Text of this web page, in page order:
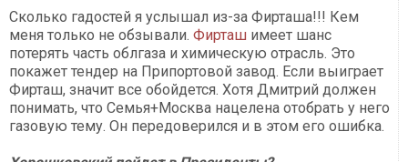
Сколько гадостей я услышал из-за Фирташа!!! Кем
меня только не обзывали. Фирташ имеет шанс
потерять часть облгаза и химическую отрасль. Это
покажет тендер на Припортовой завод. Если выиграет
Фирташ, значит все обойдется. Хотя Дмитрий должен
понимать, что Семья+Москва нацелена отобрать у него
газовую тему. Он передоверился и в этом его ошибка.